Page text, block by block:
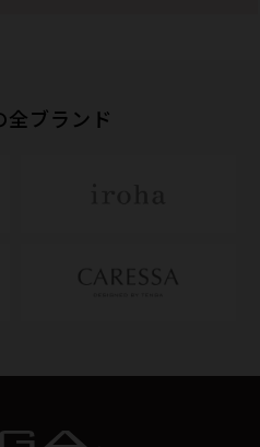
全ブランド